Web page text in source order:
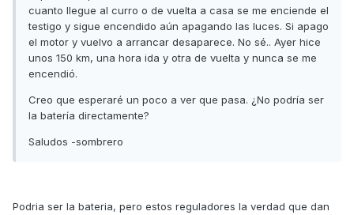
cuanto llegue al curro o de vuelta a casa se me enciende el
testigo y sigue encendido aún apagando las luces. Si apago
el motor y vuelvo a arrancar desaparece. No sé.. Ayer hice
unos 150 km, una hora ida y otra de vuelta y nunca se me
encendió.
Creo que esperaré un poco a ver que pasa. ¿No podría ser
la batería directamente?
Saludos -sombrero
Podria ser la bateria, pero estos reguladores la verdad que dan